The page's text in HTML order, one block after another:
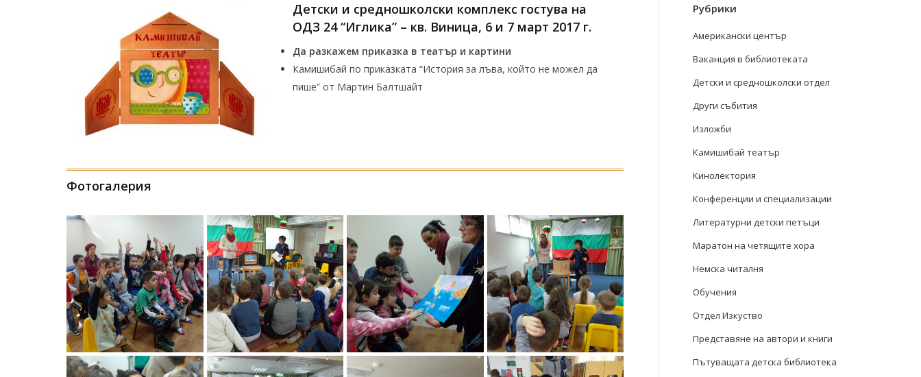
Детски и средношколски комплекс гостува на
ОДЗ 24 “Иглика” – кв. Виница, 6 и 7 март 2017 г.
Да разкажем приказка в театър и картини
Камишибай по приказката “История за лъва, който не можел да
пише” от Мартин Балтшайт
Фотогалерия
Рубрики
Американски център
Ваканция в библиотеката
Детски и средношколски отдел
Други събития
Изложби
Камишибай театър
Кинолектория
Конференции и специализации
Литературни детски петъци
Маратон на четящите хора
Немска читалня
Обучения
Отдел Изкуство
Представяне на автори и книги
Пътуващата детска библиотека